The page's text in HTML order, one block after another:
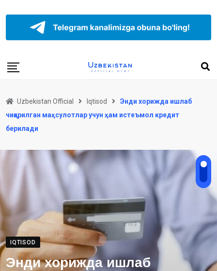
Uzbekistan Official Iqtisod
Энди хорижда ишлаб
чиқарилган маҳсулотлар учун ҳам истеъмол кредит
берилади
IQTISOD
Энди хорижда ишлаб